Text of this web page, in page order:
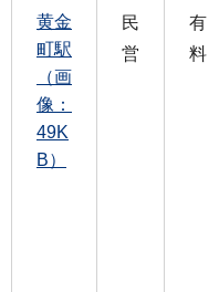
黄金
町駅
（画
像：
49K
B）
民
営
有
料